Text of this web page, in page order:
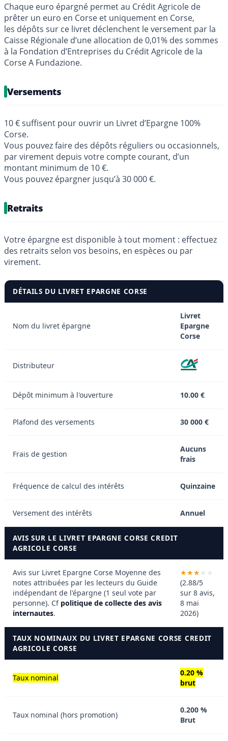
Chaque euro épargné permet au Crédit Agricole de
prêter un euro en Corse et uniquement en Corse,
les dépôts sur ce livret déclenchent le versement par la
Caisse Régionale d’une allocation de 0,01% des sommes
à la Fondation d’Entreprises du Crédit Agricole de la
Corse A Fundazione.
Versements
10 € suffisent pour ouvrir un Livret d’Epargne 100%
Corse.
Vous pouvez faire des dépôts réguliers ou occasionnels,
par virement depuis votre compte courant, d’un
montant minimum de 10 €.
Vous pouvez épargner jusqu’à 30 000 €.
Retraits
Votre épargne est disponible à tout moment : effectuez
des retraits selon vos besoins, en espèces ou par
virement.
DÉTAILS DU LIVRET EPARGNE CORSE
Nom du livret épargne
Livret
Epargne
Corse
Distributeur
Dépôt minimum à l'ouverture 10.00 €
Plafond des versements 30 000 €
Frais de gestion
Aucuns
frais
Fréquence de calcul des intérêts Quinzaine
Versement des intérêts Annuel
AVIS SUR LE LIVRET EPARGNE CORSE CREDIT
AGRICOLE CORSE
Avis sur Livret Epargne Corse Moyenne des
notes attribuées par les lecteurs du Guide
indépendant de l'épargne (1 seul vote par
personne). Cf politique de collecte des avis
internautes.
(2.88/5
sur 8 avis,
8 mai
2026)
TAUX NOMINAUX DU LIVRET EPARGNE CORSE CREDIT
AGRICOLE CORSE
Taux nominal
0.20 %
brut
Taux nominal (hors promotion)
0.200 %
Brut